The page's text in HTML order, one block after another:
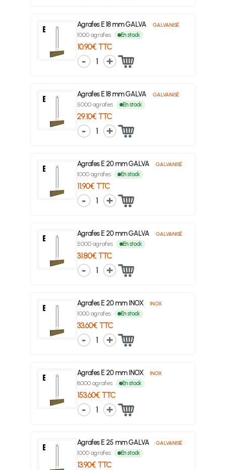
Agrafes E 18 mm GALVA GALVANISÉ
1000 agrafes En stock
10.90€ TTC
1
Agrafes E 18 mm GALVA GALVANISÉ
5000 agrafes En stock
29.10€ TTC
1
Agrafes E 20 mm GALVA GALVANISÉ
1000 agrafes En stock
11.90€ TTC
1
Agrafes E 20 mm GALVA GALVANISÉ
5000 agrafes En stock
31.80€ TTC
1
Agrafes E 20 mm INOX INOX
1000 agrafes En stock
33.60€ TTC
1
Agrafes E 20 mm INOX INOX
8000 agrafes En stock
153.60€ TTC
1
Agrafes E 25 mm GALVA GALVANISÉ
1000 agrafes En stock
13.90€ TTC